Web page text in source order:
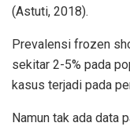
(Astuti, 2018).
Prevalensi frozen
sekitar 2-5% pada
kasus terjadi pada
Namun tak ada data